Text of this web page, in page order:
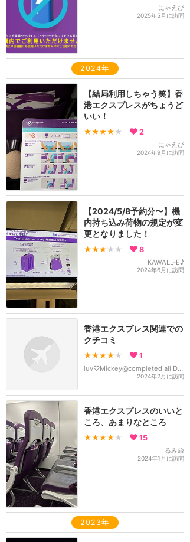
にゃえぴ
2025年5月に訪問
2024年
【結局利用しちゃう笑】香
港エクスプレスがちょうど
いい！
★★★★ ★ 2
にゃえぴ
2024年9月に訪問
【2024/5/8予約分〜】機
内持ち込み荷物の規定が変
更となりました！
★★★ ★★ 8
KAWALL-E♪
2024年6月に訪問
香港エクスプレス関連での
クチコミ
★★★★ ★ 1
luv♡Mickey@completed all D parks
2024年2月に訪問
香港エクスプレスのいいと
ころ、あまりなところ
★★★★ ★ 15
るみ旅
2024年1月に訪問
2023年